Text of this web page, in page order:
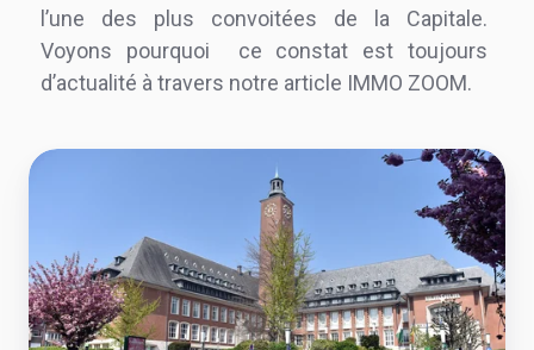
l’une des plus convoitées de la Capitale.
Voyons pourquoi ce constat est toujours
d’actualité à travers notre article IMMO ZOOM.
L'immobilier
:
WOLUWE-
SAINT-